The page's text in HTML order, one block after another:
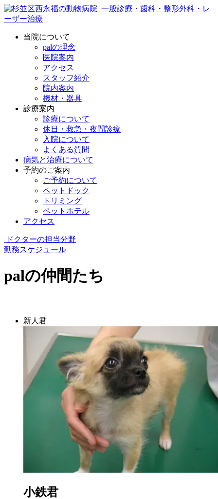
当院について
palの理念
医院案内
アクセス
スタッフ紹介
院内案内
機材・器具
診療案内
診療について
休日・救急・夜間診療
入院について
よくある質問
病気と治療について
予約のご案内
ご予約について
ペットドック
トリミング
ペットホテル
アクセス
ドクターの担当分野
勤務スケジュール
palの仲間たち
新人君
小鉄君